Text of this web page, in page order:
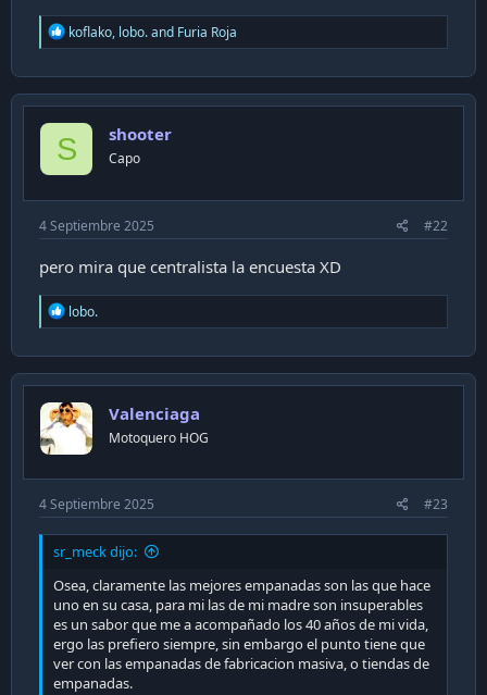
R
e
c
t
o
n
koflako, lobo.and Furia Roja
S shooter
Capo
4 Septiembre 2025 #22
pero mira que centralista la encuesta XD
R
e
c
t
o
n
lobo.
Valenciaga
Motoquero HOG
4 Septiembre 2025 #23
sr_meck dijo:
Osea, claramente las mejores empanadas son las que hace
uno en su casa, para mi las de mi madre son insuperables
es un sabor que me a acompañado los 40 años de mi vida,
ergo las prefiero siempre, sin embargo el punto tiene que
ver con las empanadas de fabricacion masiva, o tiendas de
empanadas.